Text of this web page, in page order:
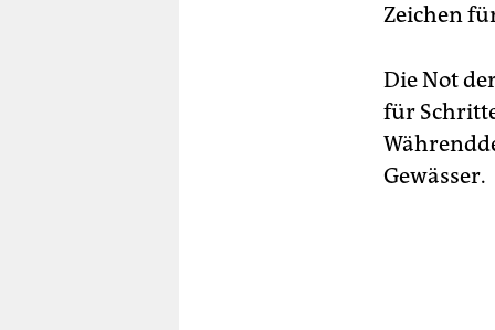
Zeichen
Die Not
für
Gewässer.